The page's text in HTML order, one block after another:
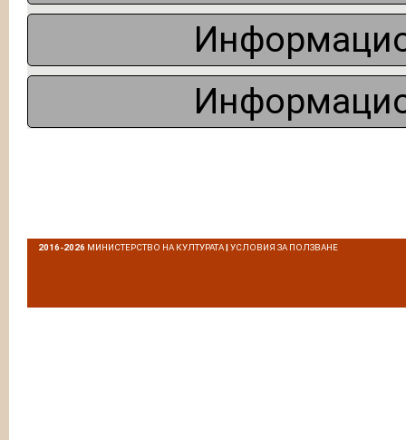
2016-2026 МИНИСТЕРСТВО НА КУЛТУРАТА|УСЛОВИЯ ЗА ПОЛЗВАНЕ